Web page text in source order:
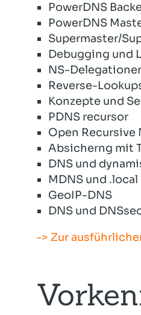
PowerDNS
PowerDNS
Supermaster/
Debugging und
NS-
Reverse-
Konzepte und
PDNS recursor
Open Recursive
Absicherng mit
DNS und
MDNS und .local
GeoIP-DNS
DNS und
-> Zur